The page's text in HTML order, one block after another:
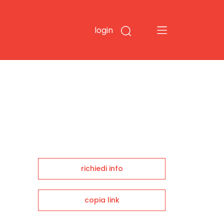
login
richiedi info
copia link